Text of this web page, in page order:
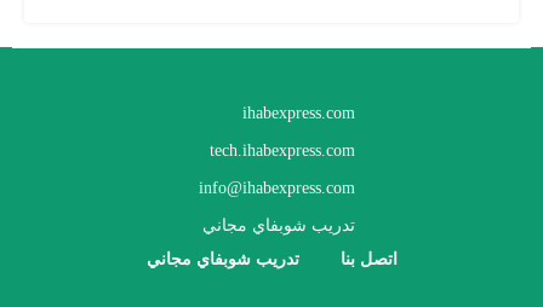
ihabexpress.com
tech.ihabexpress.com
info@ihabexpress.com
تدريب شوبفاي مجاني
اتصل بنا تدريب شوبفاي مجاني